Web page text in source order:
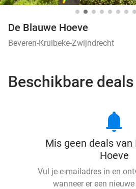
De Blauwe Hoeve
Beveren-Kruibeke-Zwijndrecht
Beschikbare deals
notifications
Mis geen deals van
Hoeve
Vul je e-mailadres in en
wanneer er een